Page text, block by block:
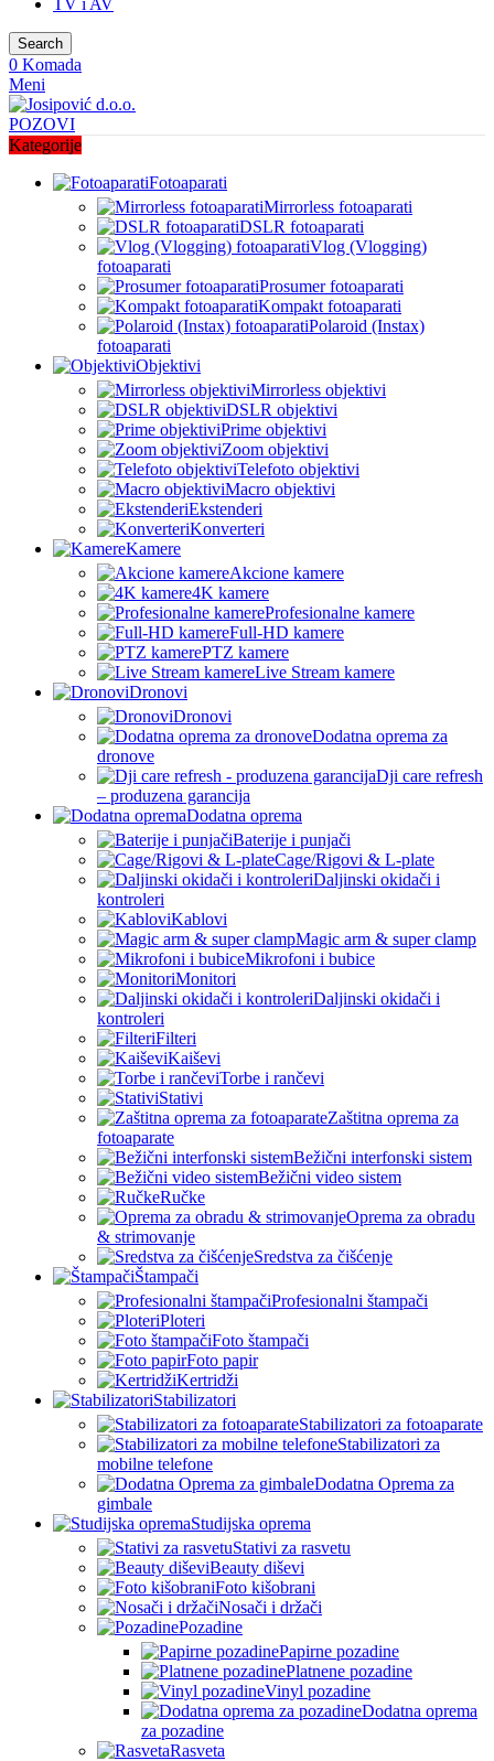
TV i AV
Search
0 Komada
Meni
POZOVI
Kategorije
Fotoaparati
Mirrorless fotoaparati
DSLR fotoaparati
Vlog (Vlogging)
fotoaparati
Prosumer fotoaparati
Kompakt fotoaparati
Polaroid (Instax)
fotoaparati
Objektivi
Mirrorless objektivi
DSLR objektivi
Prime objektivi
Zoom objektivi
Telefoto objektivi
Macro objektivi
Ekstenderi
Konverteri
Kamere
Akcione kamere
4K kamere
Profesionalne kamere
Full-HD kamere
PTZ kamere
Live Stream kamere
Dronovi
Dronovi
Dodatna oprema za
dronove
Dji care refresh
– produzena garancija
Dodatna oprema
Baterije i punjači
Cage/Rigovi & L-plate
Daljinski okidači i
kontroleri
Kablovi
Magic arm & super clamp
Mikrofoni i bubice
Monitori
Daljinski okidači i
kontroleri
Filteri
Kaiševi
Torbe i rančevi
Stativi
Zaštitna oprema za
fotoaparate
Bežični interfonski sistem
Bežični video sistem
Ručke
Oprema za obradu
& strimovanje
Sredstva za čišćenje
Štampači
Profesionalni štampači
Ploteri
Foto štampači
Foto papir
Kertridži
Stabilizatori
Stabilizatori za fotoaparate
Stabilizatori za
mobilne telefone
Dodatna Oprema za
gimbale
Studijska oprema
Stativi za rasvetu
Beauty diševi
Foto kišobrani
Nosači i držači
Pozadine
Papirne pozadine
Platnene pozadine
Vinyl pozadine
Dodatna oprema
za pozadine
Rasveta